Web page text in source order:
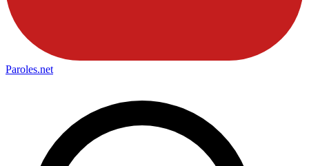
Paroles.net